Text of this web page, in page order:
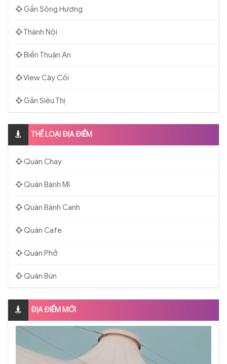
Gần Sông Hương
Thành Nội
Biển Thuận An
View Cây Cối
Gần Siêu Thị
THỂ LOẠI ĐỊA ĐIỂM
Quán Chay
Quán Bánh Mì
Quán Bánh Canh
Quán Cafe
Quán Phở
Quán Bún
ĐỊA ĐIỂM MỚI